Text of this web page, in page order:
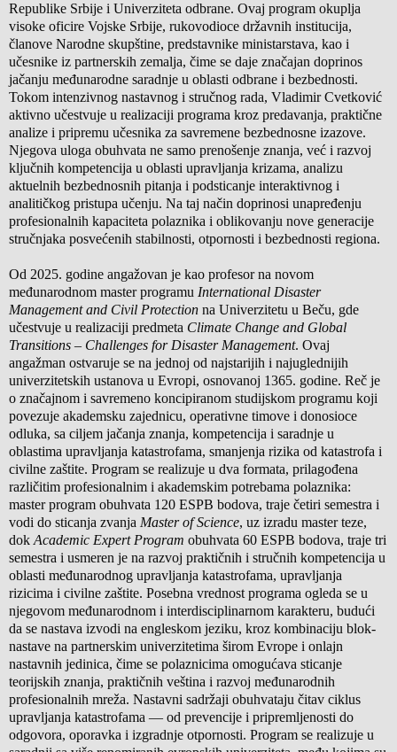
Republike Srbije i Univerziteta odbrane. Ovaj program okuplja
visoke oficire Vojske Srbije, rukovodioce državnih institucija,
članove Narodne skupštine, predstavnike ministarstava, kao i
učesnike iz partnerskih zemalja, čime se daje značajan doprinos
jačanju međunarodne saradnje u oblasti odbrane i bezbednosti.
Tokom intenzivnog nastavnog i stručnog rada, Vladimir Cvetković
aktivno učestvuje u realizaciji programa kroz predavanja, praktične
analize i pripremu učesnika za savremene bezbednosne izazove.
Njegova uloga obuhvata ne samo prenošenje znanja, već i razvoj
ključnih kompetencija u oblasti upravljanja krizama, analizu
aktuelnih bezbednosnih pitanja i podsticanje interaktivnog i
analitičkog pristupa učenju. Na taj način doprinosi unapređenju
profesionalnih kapaciteta polaznika i oblikovanju nove generacije
stručnjaka posvećenih stabilnosti, otpornosti i bezbednosti regiona.
Od 2025. godine angažovan je kao profesor na novom
međunarodnom master programu International Disaster
Management and Civil Protection na Univerzitetu u Beču, gde
učestvuje u realizaciji predmeta Climate Change and Global
Transitions – Challenges for Disaster Management. Ovaj
angažman ostvaruje se na jednoj od najstarijih i najuglednijih
univerzitetskih ustanova u Evropi, osnovanoj 1365. godine. Reč je
o značajnom i savremeno koncipiranom studijskom programu koji
povezuje akademsku zajednicu, operativne timove i donosioce
odluka, sa ciljem jačanja znanja, kompetencija i saradnje u
oblastima upravljanja katastrofama, smanjenja rizika od katastrofa i
civilne zaštite. Program se realizuje u dva formata, prilagođena
različitim profesionalnim i akademskim potrebama polaznika:
master program obuhvata 120 ESPB bodova, traje četiri semestra i
vodi do sticanja zvanja Master of Science, uz izradu master teze,
dok Academic Expert Program obuhvata 60 ESPB bodova, traje tri
semestra i usmeren je na razvoj praktičnih i stručnih kompetencija u
oblasti međunarodnog upravljanja katastrofama, upravljanja
rizicima i civilne zaštite. Posebna vrednost programa ogleda se u
njegovom međunarodnom i interdisciplinarnom karakteru, budući
da se nastava izvodi na engleskom jeziku, kroz kombinaciju blok-
nastave na partnerskim univerzitetima širom Evrope i onlajn
nastavnih jedinica, čime se polaznicima omogućava sticanje
teorijskih znanja, praktičnih veština i razvoj međunarodnih
profesionalnih mreža. Nastavni sadržaji obuhvataju čitav ciklus
upravljanja katastrofama — od prevencije i pripremljenosti do
odgovora, oporavka i izgradnje otpornosti. Program se realizuje u